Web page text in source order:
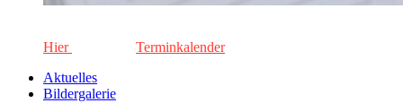
Hier
Terminkalender
Aktuelles
Bildergalerie